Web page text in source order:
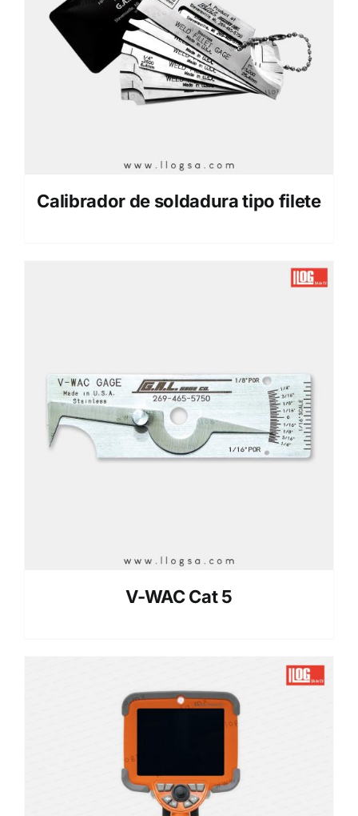
Calibrador de soldadura tipo filete
V-WAC Cat 5